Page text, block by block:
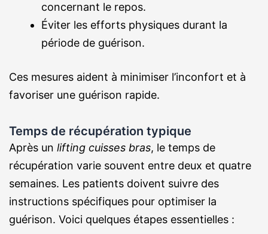
concernant le repos.
Éviter les efforts physiques durant la
période de guérison.
Ces mesures aident à minimiser l’inconfort et à
favoriser une guérison rapide.
Temps de récupération typique
Après un lifting cuisses bras, le temps de
récupération varie souvent entre deux et quatre
semaines. Les patients doivent suivre des
instructions spécifiques pour optimiser la
guérison. Voici quelques étapes essentielles :